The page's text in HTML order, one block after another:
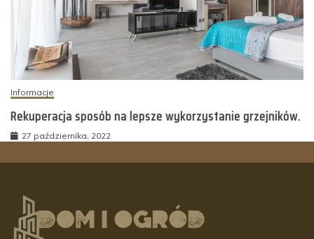
Informacje
Rekuperacja sposób na lepsze wykorzystanie grzejników.
27 października, 2022